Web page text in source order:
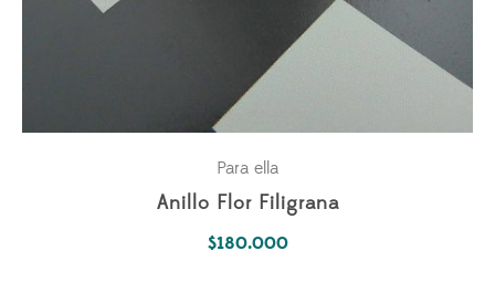
Para ella
Anillo Flor Filigrana
$180.000